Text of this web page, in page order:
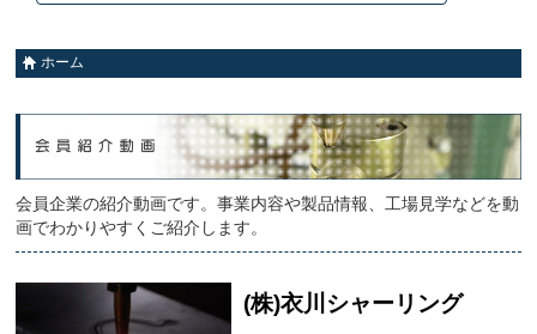
ホーム
会員企業の紹介動画です。事業内容や製品情報、工場見学などを動
画でわかりやすくご紹介します。
(株)衣川シャーリング